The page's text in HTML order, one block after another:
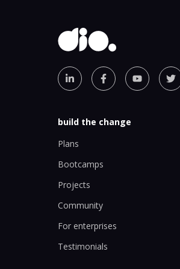
build the change
Plans
Bootcamps
Projects
Community
For enterprises
Testimonials